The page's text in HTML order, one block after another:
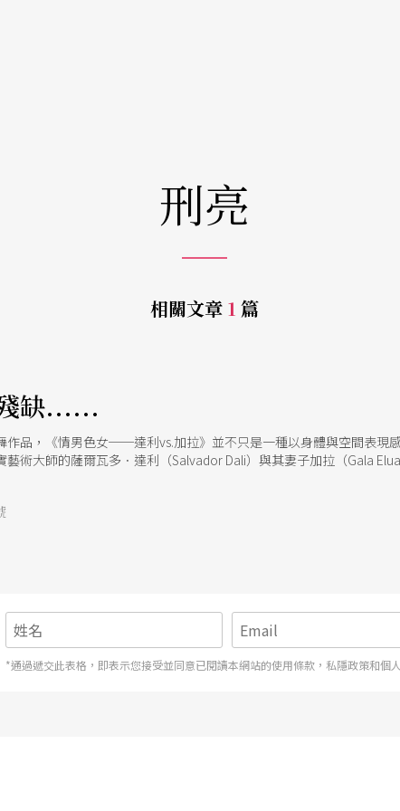
刑亮
相關文章 1 篇
缺......
作品，《情男色女──達利vs.加拉》並不只是一種以身體與空間表現
術大師的薩爾瓦多．達利（Salvador Dali）與其妻子加拉（Gala
*通過遞交此表格，即表示您接受並同意已閱讀本網站的使用條款，私隱政策和個